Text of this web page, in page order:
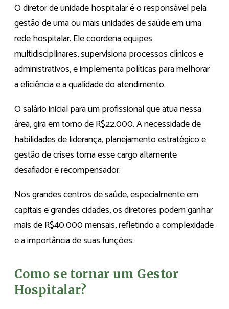
O diretor de unidade hospitalar é o responsável pela
gestão de uma ou mais unidades de saúde em uma
rede hospitalar. Ele coordena equipes
multidisciplinares, supervisiona processos clínicos e
administrativos, e implementa políticas para melhorar
a eficiência e a qualidade do atendimento.
O salário inicial para um profissional que atua nessa
área, gira em torno de R$22.000. A necessidade de
habilidades de liderança, planejamento estratégico e
gestão de crises torna esse cargo altamente
desafiador e recompensador.
Nos grandes centros de saúde, especialmente em
capitais e grandes cidades, os diretores podem ganhar
mais de R$40.000 mensais, refletindo a complexidade
e a importância de suas funções.
Como se tornar um Gestor
Hospitalar?